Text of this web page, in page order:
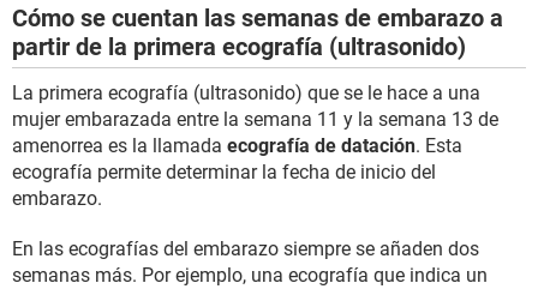
Cómo se cuentan las semanas de embarazo a
partir de la primera ecografía (ultrasonido)
La primera ecografía (ultrasonido) que se le hace a una
mujer embarazada entre la semana 11 y la semana 13 de
amenorrea es la llamada ecografía de datación. Esta
ecografía permite determinar la fecha de inicio del
embarazo.
En las ecografías del embarazo siempre se añaden dos
semanas más. Por ejemplo, una ecografía que indica un